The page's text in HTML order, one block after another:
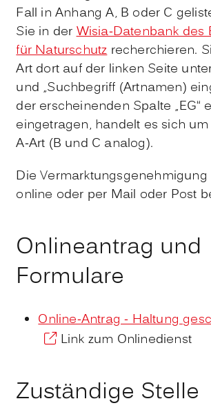
Fall in Anhang A, B oder C
Sie in derWisia-Datenbank des
für Naturschutzrecherchieren.
Art dort auf der linken Seite
und „Suchbegriff (Artnamen)
der erscheinenden Spalte „EG“
eingetragen, handelt es sich
A-Art (B und C analog).
Die
online oder per Mail oder Post
Onlineantrag und
Formulare
Online-Antrag - Haltung
Link zum Onlinedienst
Zuständige Stelle